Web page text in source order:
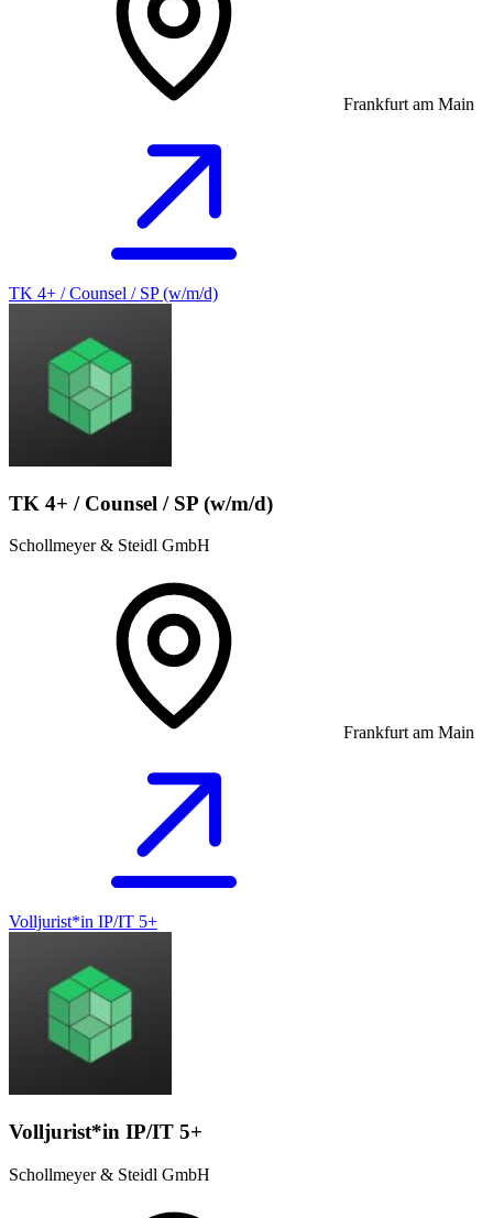
Frankfurt am Main
TK 4+ / Counsel / SP (w/m/d)
TK 4+ / Counsel / SP (w/m/d)
Schollmeyer & Steidl GmbH
Frankfurt am Main
Volljurist*in IP/IT 5+
Volljurist*in IP/IT 5+
Schollmeyer & Steidl GmbH